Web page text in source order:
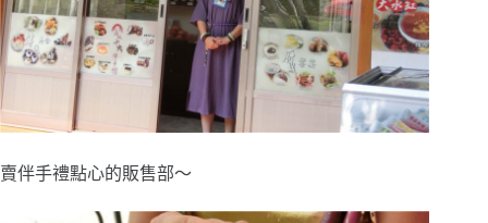
賣伴手禮點心的販售部～